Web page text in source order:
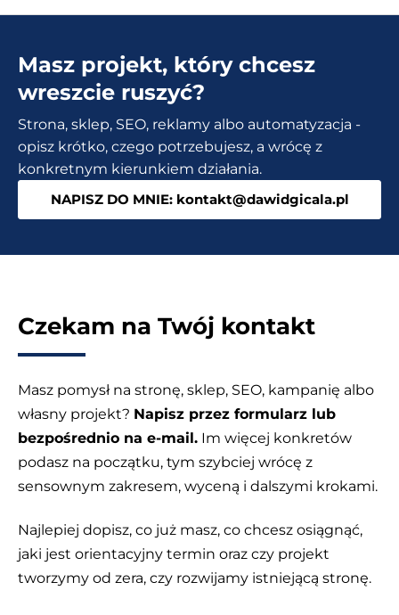
jest
ważne?
Jak
stronę
internetową
pod
Masz projekt, który chcesz
wreszcie ruszyć?
Strona, sklep, SEO, reklamy albo automatyzacja -
opisz krótko, czego potrzebujesz, a wrócę z
konkretnym kierunkiem działania.
NAPISZ DO MNIE: kontakt@dawidgicala.pl
Czekam na Twój kontakt
Masz pomysł na stronę, sklep, SEO, kampanię albo
własny projekt? Napisz przez formularz lub
bezpośrednio na e-mail. Im więcej konkretów
podasz na początku, tym szybciej wrócę z
sensownym zakresem, wyceną i dalszymi krokami.
Najlepiej dopisz, co już masz, co chcesz osiągnąć,
jaki jest orientacyjny termin oraz czy projekt
tworzymy od zera, czy rozwijamy istniejącą stronę.